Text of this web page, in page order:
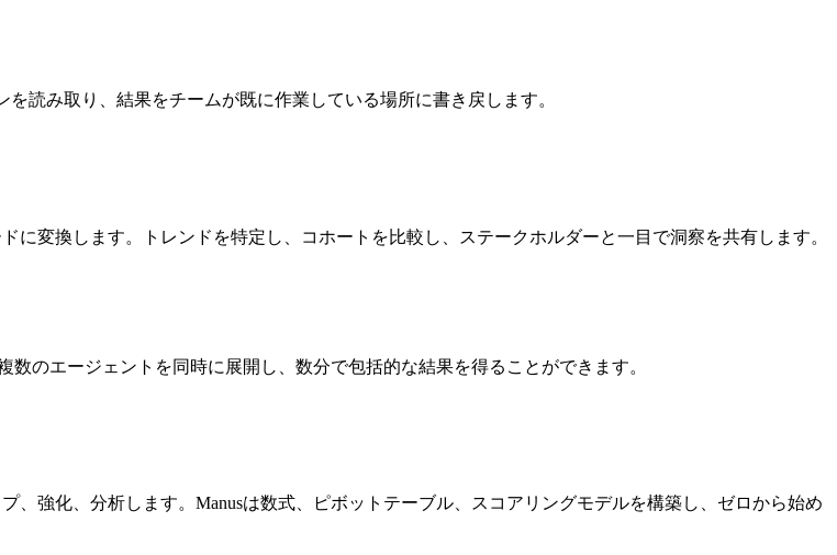
を読み取り、結果をチームが既に作業している場所に書き戻します。
変換します。トレンドを特定し、コホートを比較し、ステークホルダーと一目で洞察を共有します。
のエージェントを同時に展開し、数分で包括的な結果を得ることができます。
強化、分析します。Manusは数式、ピボットテーブル、スコアリングモデルを構築し、ゼロから始め